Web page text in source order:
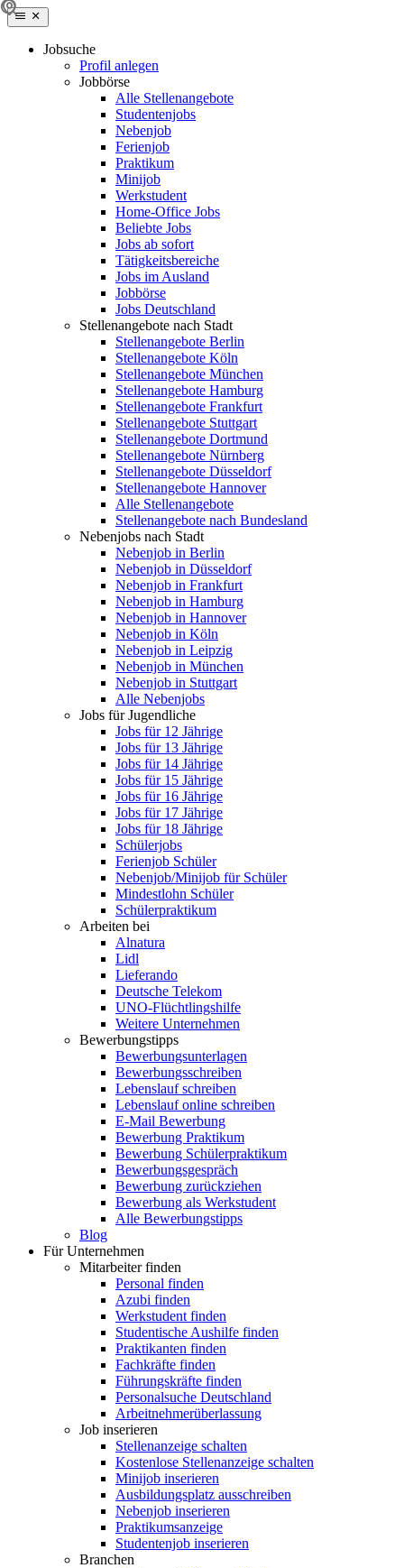
Jobsuche
Profil anlegen
Jobbörse
Alle Stellenangebote
Studentenjobs
Nebenjob
Ferienjob
Praktikum
Minijob
Werkstudent
Home-Office Jobs
Beliebte Jobs
Jobs ab sofort
Tätigkeitsbereiche
Jobs im Ausland
Jobbörse
Jobs Deutschland
Stellenangebote nach Stadt
Stellenangebote Berlin
Stellenangebote Köln
Stellenangebote München
Stellenangebote Hamburg
Stellenangebote Frankfurt
Stellenangebote Stuttgart
Stellenangebote Dortmund
Stellenangebote Nürnberg
Stellenangebote Düsseldorf
Stellenangebote Hannover
Alle Stellenangebote
Stellenangebote nach Bundesland
Nebenjobs nach Stadt
Nebenjob in Berlin
Nebenjob in Düsseldorf
Nebenjob in Frankfurt
Nebenjob in Hamburg
Nebenjob in Hannover
Nebenjob in Köln
Nebenjob in Leipzig
Nebenjob in München
Nebenjob in Stuttgart
Alle Nebenjobs
Jobs für Jugendliche
Jobs für 12 Jährige
Jobs für 13 Jährige
Jobs für 14 Jährige
Jobs für 15 Jährige
Jobs für 16 Jährige
Jobs für 17 Jährige
Jobs für 18 Jährige
Schülerjobs
Ferienjob Schüler
Nebenjob/Minijob für Schüler
Mindestlohn Schüler
Schülerpraktikum
Arbeiten bei
Alnatura
Lidl
Lieferando
Deutsche Telekom
UNO-Flüchtlingshilfe
Weitere Unternehmen
Bewerbungstipps
Bewerbungsunterlagen
Bewerbungsschreiben
Lebenslauf schreiben
Lebenslauf online schreiben
E-Mail Bewerbung
Bewerbung Praktikum
Bewerbung Schülerpraktikum
Bewerbungsgespräch
Bewerbung zurückziehen
Bewerbung als Werkstudent
Alle Bewerbungstipps
Blog
Für Unternehmen
Mitarbeiter finden
Personal finden
Azubi finden
Werkstudent finden
Studentische Aushilfe finden
Praktikanten finden
Fachkräfte finden
Führungskräfte finden
Personalsuche Deutschland
Arbeitnehmerüberlassung
Job inserieren
Stellenanzeige schalten
Kostenlose Stellenanzeige schalten
Minijob inserieren
Ausbildungsplatz ausschreiben
Nebenjob inserieren
Praktikumsanzeige
Studentenjob inserieren
Branchen